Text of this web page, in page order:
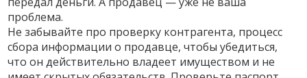
проблема.
Не забывайте про проверку контрагента, процесс
сбора информации о продавце, чтобы убедиться,
что он действительно владеет имуществом и не